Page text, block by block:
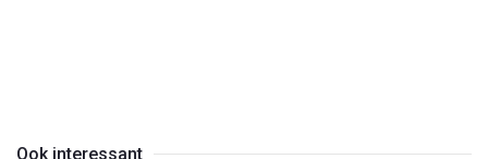
Ook interessant